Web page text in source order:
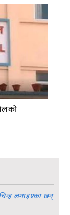
लगाइएका छन्